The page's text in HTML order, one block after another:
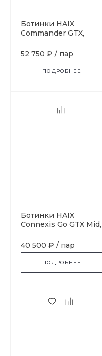
Ботинки HAIX
Commander GTX,
52 750 ₽ / пар
ПОДРОБНЕЕ
Ботинки HAIX
Connexis Go GTX Mid,
40 500 ₽ / пар
ПОДРОБНЕЕ